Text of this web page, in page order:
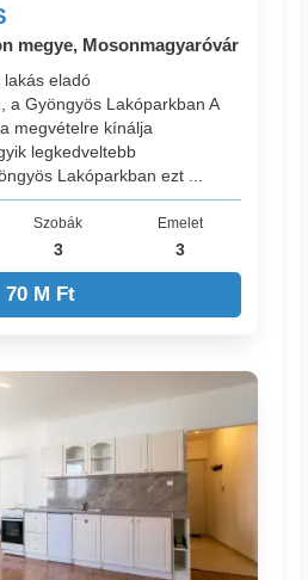
megye, Mosonmagyaróvár
lakás eladó
a Gyöngyös Lakóparkban A
megvételre kínálja
legkedveltebb
Lakóparkban ezt ...
Szobák
3
Emelet
3
70 M Ft